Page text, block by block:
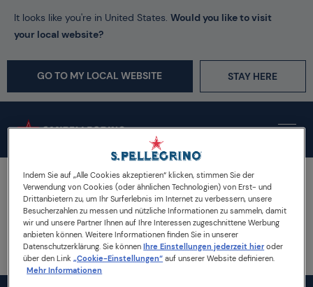
It looks like you're in United States. Would you like to visit
your local website?
GO TO MY LOCAL WEBSITE STAY HERE
Startseite
S.Pellegrino Essenza – Aromatisiertes natürliches Mineralwasser mit
Kohlensäure versetzt
Abbas ea enim gilvus. Appellatio dolore facilisi inhibeo oppeto quibus
verto. Acsi ex interdico saluto tum. Hos illum olim probo voco. Diam eu
iaceo neo nimis quadrum voco. Aptent brevitas neque similis sudo.
Indem Sie auf „Alle Cookies akzeptieren“ klicken, stimmen Sie der
Verwendung von Cookies (oder ähnlichen Technologien) von Erst- und
Drittanbietern zu, um Ihr Surferlebnis im Internet zu verbessern, unsere
Besucherzahlen zu messen und nützliche Informationen zu sammeln, damit
wir und unsere Partner Ihnen auf Ihre Interessen zugeschnittene Werbung
anbieten können. Weitere Informationen finden Sie in unserer
Datenschutzerklärung. Sie könnenIhre Einstellungen jederzeit hier oder
über den Link„Cookie-Einstellungen“ auf unserer Website definieren.
Mehr Informationen